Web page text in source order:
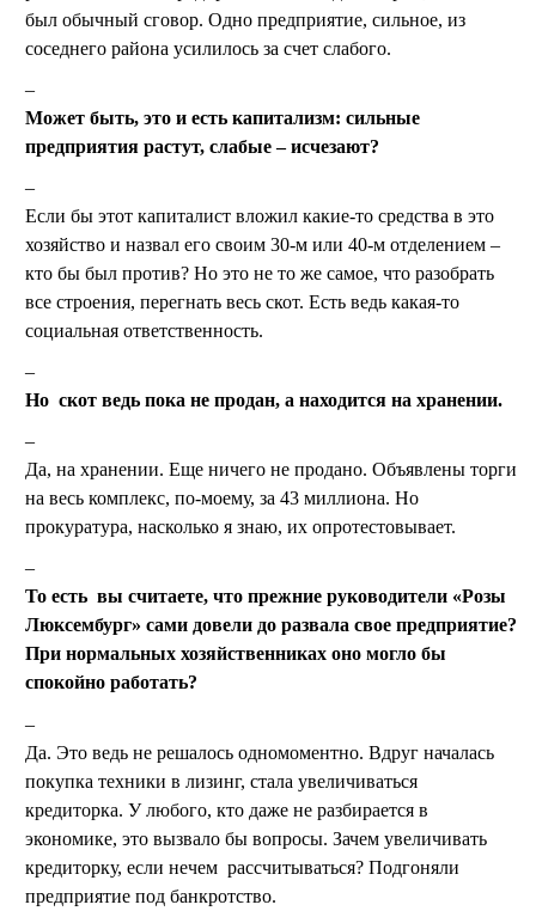
был обычный сговор. Одно предприятие, сильное, из
соседнего района усилилось за счет слабого.
Может быть, это и есть капитализм: сильные
предприятия растут, слабые – исчезают?
Если бы этот капиталист вложил какие-то средства в это
хозяйство и назвал его своим 30-м или 40-м отделением –
кто бы был против? Но это не то же самое, что разобрать
все строения, перегнать весь скот. Есть ведь какая-то
социальная ответственность.
Но скот ведь пока не продан, а находится на хранении.
Да, на хранении. Еще ничего не продано. Объявлены торги
на весь комплекс, по-моему, за 43 миллиона. Но
прокуратура, насколько я знаю, их опротестовывает.
То есть вы считаете, что прежние руководители «Розы
Люксембург» сами довели до развала свое предприятие?
При нормальных хозяйственниках оно могло бы
спокойно работать?
Да. Это ведь не решалось одномоментно. Вдруг началась
покупка техники в лизинг, стала увеличиваться
кредиторка. У любого, кто даже не разбирается в
экономике, это вызвало бы вопросы. Зачем увеличивать
кредиторку, если нечем рассчитываться? Подгоняли
предприятие под банкротство.